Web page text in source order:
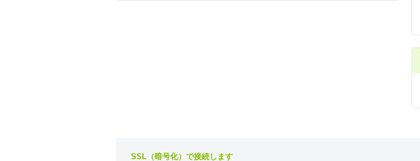
SSL（暗号化）で接続します